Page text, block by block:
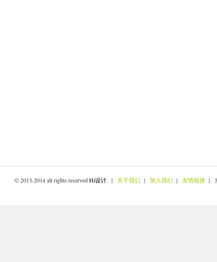
© 2013-2014 all rights reservedHi设计. | 关于我们 | 加入我们 | 友情链接 |